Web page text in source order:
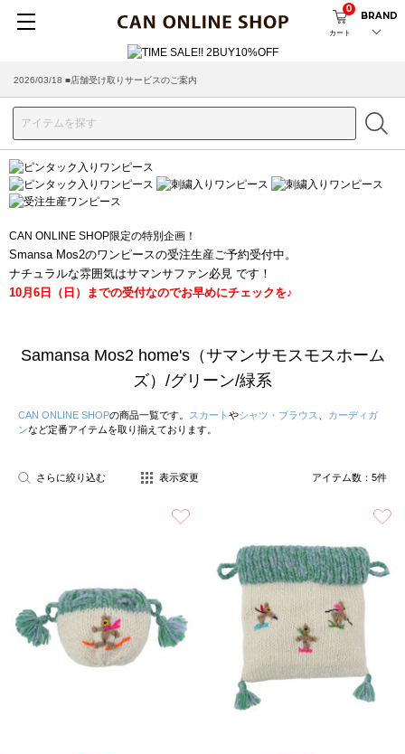
カート
0
BRAND
2026/03/18 ■店舗受け取りサービスのご案内
CAN ONLINE SHOP限定の特別企画！
Smansa Mos2のワンピースの受注生産ご予約受付中。
ナチュラルな雰囲気はサマンサファン必見 です！
10月6日（日）までの受付なのでお早めにチェックを♪
Samansa Mos2 home's（サマンサモスモスホーム
ズ）/グリーン/緑系
CAN ONLINE SHOPの商品一覧です。 スカート やシャツ・ブラウス
カーディガ
ンなど定番アイテムを取り揃えております。
さらに絞り込む 表示変更 アイテム数： 5件